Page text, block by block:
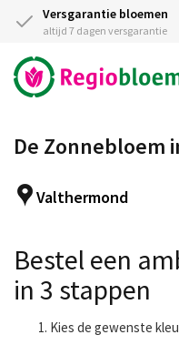
Versgarantie bloemen
altijd 7 dagen versgarantie
De Zonnebloem
Valthermond
Bestel een
in 3 stappen
Kies de gewenste